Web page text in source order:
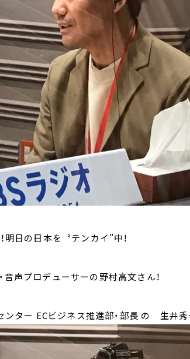
明日の日本を〝テンカイ”中！
声プロデューサーの野村高文さん！
ンター ECビジネス推進部・部長 の 生井